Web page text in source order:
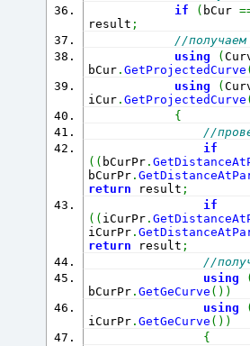
значит штриховку
ObjectId. Null };
кривых в лупах
LoopCurve . Remove (id);
if
( bCur
result ;
//получаем
using
(
bCur .GetProjectedCurve
using
(
iCur .GetProjectedCurve
{
//
if
( ( bCurPr .
bCurPr .
return result ;
if
( ( iCurPr .
iCurPr .
return result ;
//
using
bCurPr .GetGeCurve ( ) )
using
iCurPr .GetGeCurve ( ) )
{